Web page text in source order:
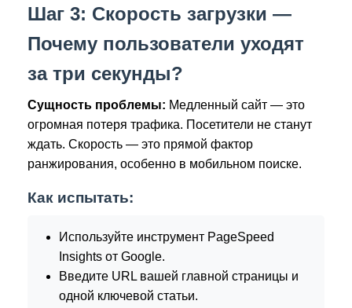
Шаг 3: Скорость загрузки —
Почему пользователи уходят
за три секунды?
Сущность проблемы: Медленный сайт — это
огромная потеря трафика. Посетители не станут
ждать. Скорость — это прямой фактор
ранжирования, особенно в мобильном поиске.
Как испытать:
Используйте инструмент PageSpeed
Insights от Google.
Введите URL вашей главной страницы и
одной ключевой статьи.